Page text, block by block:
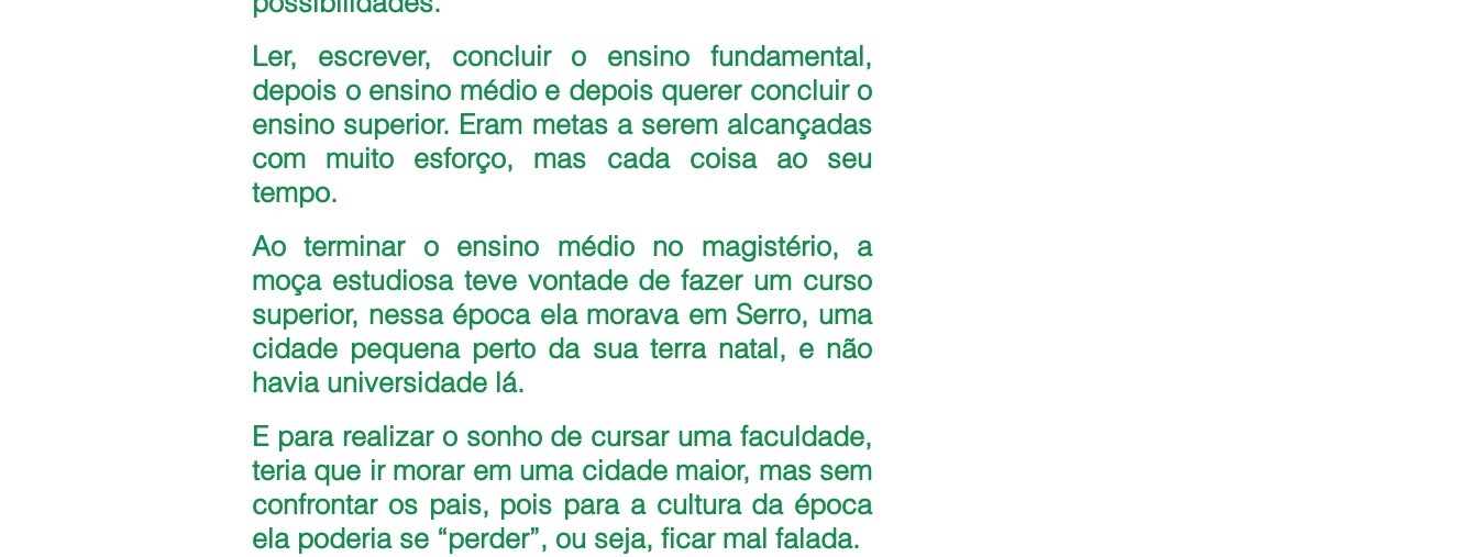
Ler, escrever, concluir o ensino fundamental,
depois o ensino médio e depois querer concluir o
ensino superior. Eram metas a serem alcançadas
com muito esforço, mas cada coisa ao seu
tempo.
Ao terminar o ensino médio no magistério, a
moça estudiosa teve vontade de fazer um curso
superior, nessa época ela morava em Serro, uma
cidade pequena perto da sua terra natal, e não
havia universidade lá.
E para realizar o sonho de cursar uma faculdade,
teria que ir morar em uma cidade maior, mas sem
confrontar os pais, pois para a cultura da época
ela poderia se “perder”, ou seja, ficar mal falada.